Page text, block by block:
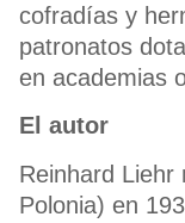
cofradías y
patronatos
en academias
El autor
Reinhard Liehr
Polonia) en